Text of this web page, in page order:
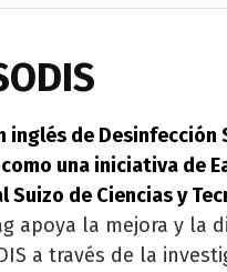
inglés de Desinfección
una iniciativa de
Suizo de Ciencias y
apoya la mejora y la
a través de la